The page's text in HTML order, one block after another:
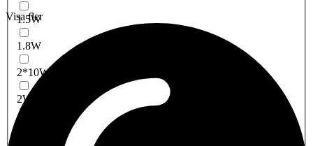
1.5W
1.8W
2*10W
2W
Visa fler